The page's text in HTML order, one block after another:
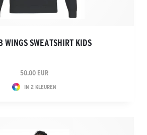
WINGS SWEATSHIRT KIDS
50.00 EUR
IN 2 KLEUREN